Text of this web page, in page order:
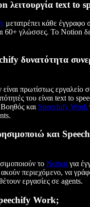
λειτουργία text to
μετατρέπει κάθε έγγραφο
60+ γλώσσες. Το Notion
δυνατότητα
πρωτίστως εργαλείο
του είναι text to
και Speechify Work
και
το Notion για
ακούν περιεχόμενο, να
εργασίες σε agents.
Work;